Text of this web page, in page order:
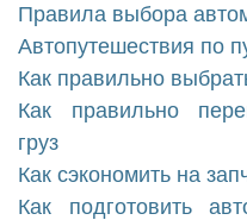
Правила выбора
Автопутешествия по
Как правильно
Как правильно
груз
Как сэкономить на
Как подготовить